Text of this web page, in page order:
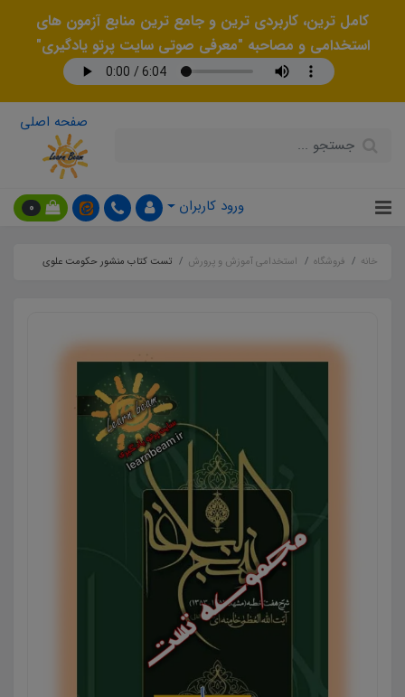
کامل ترین، کاربردی ترین و جامع ترین منابع آزمون های
استخدامی و مصاحبه "معرفی صوتی سایت پرتو یادگیری"
صفحه اصلی
ورود کاربران 0
خانه فروشگاه استخدامی آموزش و پرورش تست کتاب منشور حکومت علوی